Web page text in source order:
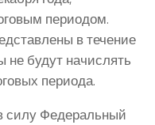
периодом.
в течение
не будут начислять
периода.
силу Федеральный